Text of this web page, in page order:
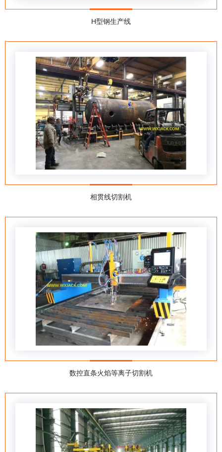
H型钢生产线
相贯线切割机
数控直条火焰等离子切割机